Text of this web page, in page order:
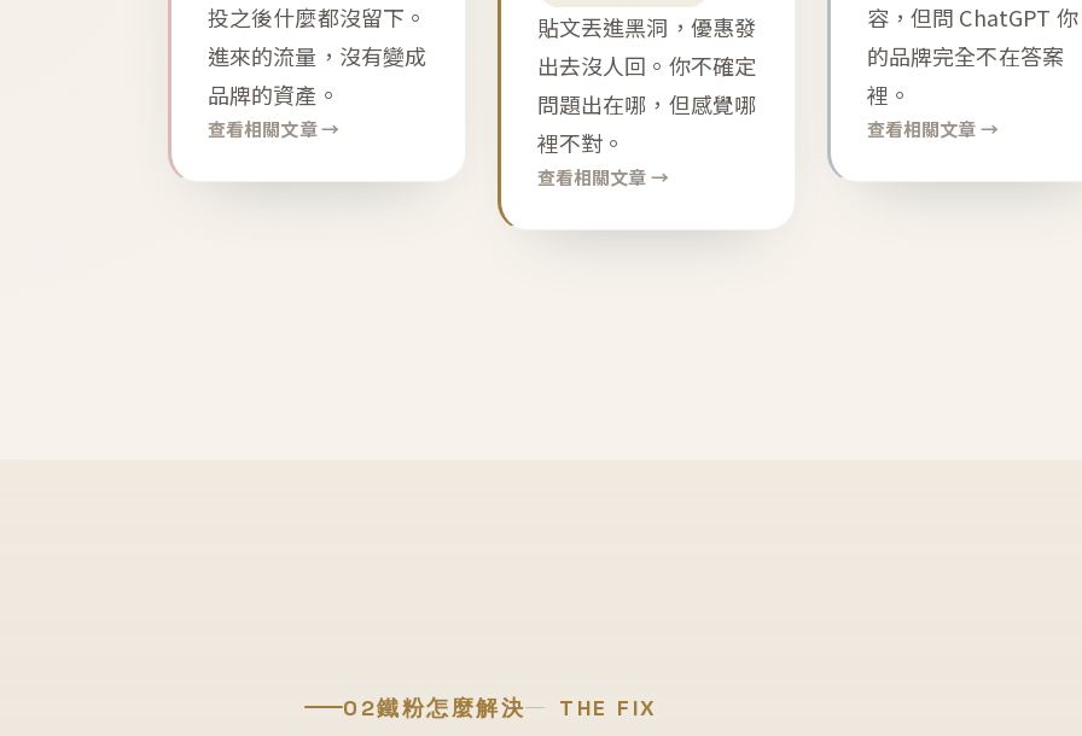
投之後什麼都沒留下。
進來的流量，沒有變成
品牌的資產。
查看相關文章 →
貼文丟進黑洞，優惠發
出去沒人回。你不確定
問題出在哪，但感覺哪
裡不對。
查看相關文章 →
容，但問 ChatGPT 你
的品牌完全不在答案
裡。
查看相關文章 →
02鐵粉怎麼解決 THE FIX